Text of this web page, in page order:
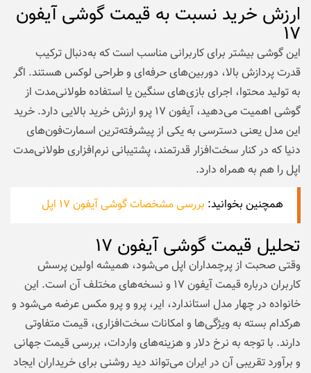
ارزش خرید نسبت به قیمت گوشی آیفون
۱۷
این گوشی بیشتر برای کاربرانی مناسب است که به‌دنبال ترکیب
قدرت پردازش بالا، دوربین‌های حرفه‌ای و طراحی لوکس هستند. اگر
به تولید محتوا، اجرای بازی‌های سنگین یا استفاده طولانی‌مدت از
گوشی اهمیت می‌دهید، آیفون ۱۷ پرو ارزش خرید بالایی دارد. خرید
این مدل یعنی دسترسی به یکی از پیشرفته‌ترین اسمارت‌فون‌های
دنیا که در کنار سخت‌افزار قدرتمند، پشتیبانی نرم‌افزاری طولانی‌مدت
اپل را هم به همراه دارد.
همچنین بخوانید: بررسی مشخصات گوشی آیفون ۱۷ اپل
تحلیل قیمت گوشی آیفون ۱۷
وقتی صحبت از پرچمداران اپل می‌شود، همیشه اولین پرسش
کاربران درباره قیمت آیفون ۱۷ و نسخه‌های مختلف آن است. این
خانواده در چهار مدل استاندارد، ایر، پرو و پرو مکس عرضه می‌شود و
هرکدام بسته به ویژگی‌ها و امکانات سخت‌افزاری، قیمت متفاوتی
دارند. با توجه به نرخ دلار و هزینه‌های واردات، بررسی قیمت جهانی
و برآورد تقریبی آن در ایران می‌تواند دید روشنی برای خریداران ایجاد